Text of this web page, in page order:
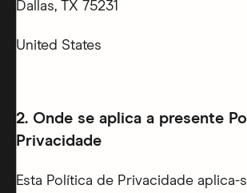
Dallas, TX 75231
United States
2. Onde se aplica a presente
Privacidade
Esta Política de Privacidade aplica-